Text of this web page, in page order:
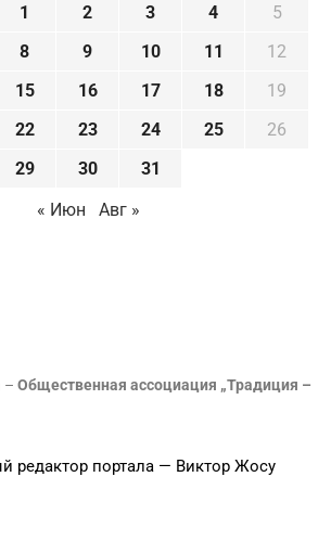
1 2 3 4
5
8 9 10 11
12
15 16 17 18
19
22 23 24 25
26
29 30
31
« Июн
Авг »
– Общественная ассоциация „Традиция –
редактор портала — Виктор Жосу